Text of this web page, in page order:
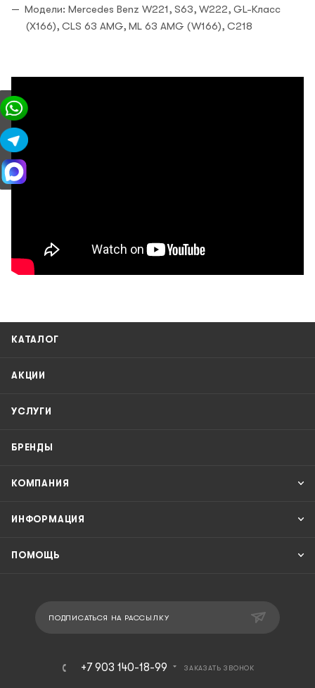
Модели: Mercedes Benz W221, S63, W222, GL-Класс
(X166), CLS 63 AMG, ML 63 AMG (W166), C218
КАТАЛОГ
АКЦИИ
УСЛУГИ
БРЕНДЫ
КОМПАНИЯ
ИНФОРМАЦИЯ
ПОМОЩЬ
ПОДПИСАТЬСЯ НА РАССЫЛКУ
+7 903 140-18-99 ЗАКАЗАТЬ ЗВОНОК